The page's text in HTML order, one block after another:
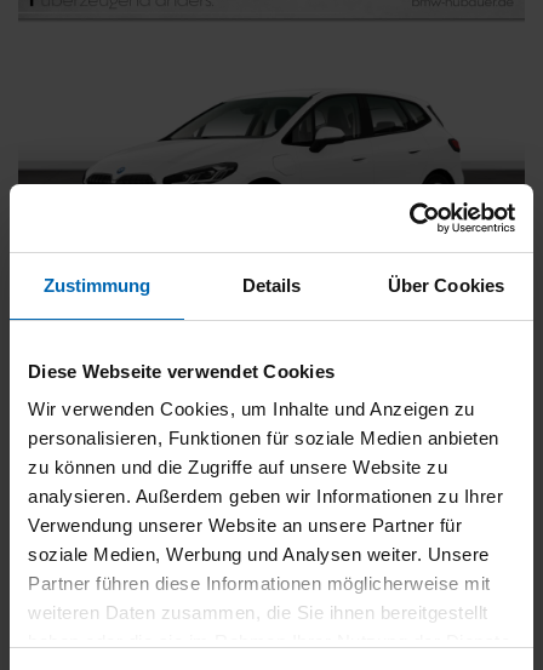
Zustimmung Details Über Cookies
Diese Webseite verwendet Cookies
Wir verwenden Cookies, um Inhalte und Anzeigen zu
personalisieren, Funktionen für soziale Medien anbieten
zu können und die Zugriffe auf unsere Website zu
analysieren. Außerdem geben wir Informationen zu Ihrer
Verwendung unserer Website an unsere Partner für
soziale Medien, Werbung und Analysen weiter. Unsere
Partner führen diese Informationen möglicherweise mit
weiteren Daten zusammen, die Sie ihnen bereitgestellt
BMW 225
Gebrauchtwagen
Typ
Pkw
Kilometerstand
54.750 km
Erstzulassung
05/2023
Zustand
Gebrauchtwagen
Leistung
180 kW / 245 PS